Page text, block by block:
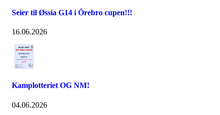
Seier til Øssia G14 i Örebro cupen!!!
16.06.2026
Kamplotteriet OG NM!
04.06.2026